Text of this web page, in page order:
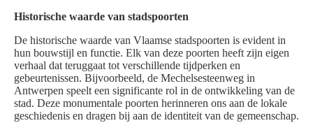
Historische waarde van stadspoorten
De historische waarde van Vlaamse stadspoorten is evident in
hun bouwstijl en functie. Elk van deze poorten heeft zijn eigen
verhaal dat teruggaat tot verschillende tijdperken en
gebeurtenissen. Bijvoorbeeld, de Mechelsesteenweg in
Antwerpen speelt een significante rol in de ontwikkeling van de
stad. Deze monumentale poorten herinneren ons aan de lokale
geschiedenis en dragen bij aan de identiteit van de gemeenschap.